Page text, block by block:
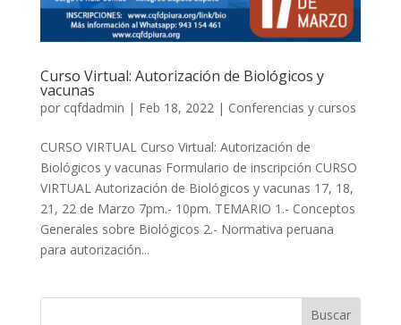
Curso Virtual: Autorización de Biológicos y
vacunas
por cqfdadmin | Feb 18, 2022 | Conferencias y cursos
CURSO VIRTUAL Curso Virtual: Autorización de
Biológicos y vacunas Formulario de inscripción CURSO
VIRTUAL Autorización de Biológicos y vacunas 17, 18,
21, 22 de Marzo 7pm.- 10pm. TEMARIO 1.- Conceptos
Generales sobre Biológicos 2.- Normativa peruana
para autorización...
Buscar